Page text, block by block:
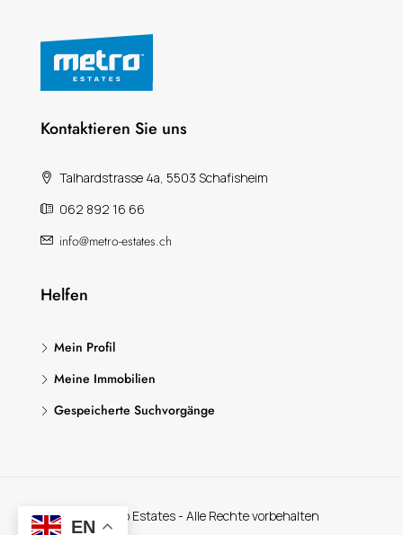
Kontaktieren Sie uns
Talhardstrasse 4a, 5503 Schafisheim
062 892 16 66
info@metro-estates.ch
Helfen
Mein Profil
Meine Immobilien
Gespeicherte Suchvorgänge
© Metro Estates - Alle Rechte vorbehalten
EN